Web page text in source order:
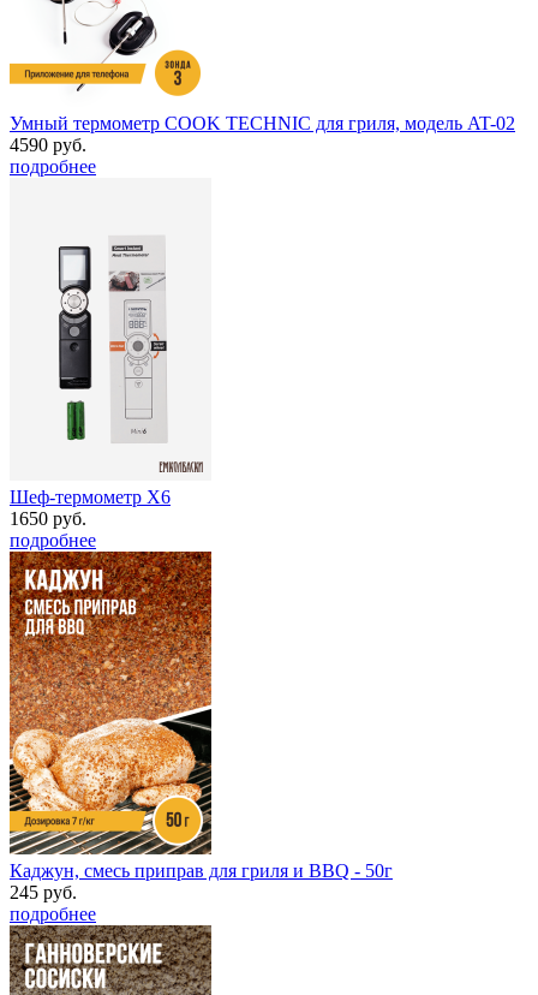
Умный термометр COOK TECHNIC для гриля, модель AT-02
4590 руб.
подробнее
Шеф-термометр Х6
1650 руб.
подробнее
Каджун, смесь приправ для гриля и BBQ - 50г
245 руб.
подробнее